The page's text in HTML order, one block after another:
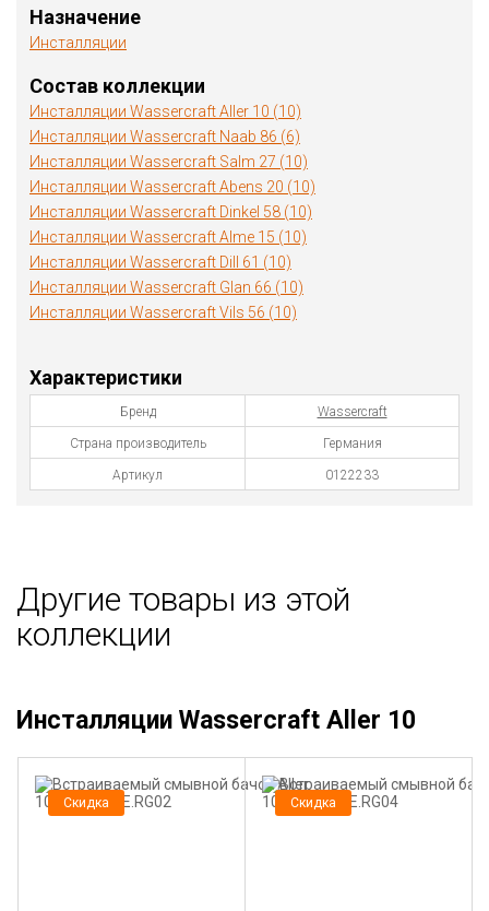
Назначение
Инсталляции
Состав коллекции
Инсталляции Wassercraft Aller 10 (10)
Инсталляции Wassercraft Naab 86 (6)
Инсталляции Wassercraft Salm 27 (10)
Инсталляции Wassercraft Abens 20 (10)
Инсталляции Wassercraft Dinkel 58 (10)
Инсталляции Wassercraft Alme 15 (10)
Инсталляции Wassercraft Dill 61 (10)
Инсталляции Wassercraft Glan 66 (10)
Инсталляции Wassercraft Vils 56 (10)
Характеристики
Бренд Wassercraft
Страна производитель Германия
Артикул 0122233
Другие товары из этой
коллекции
Инсталляции Wassercraft Aller 10
Скидка Скидка